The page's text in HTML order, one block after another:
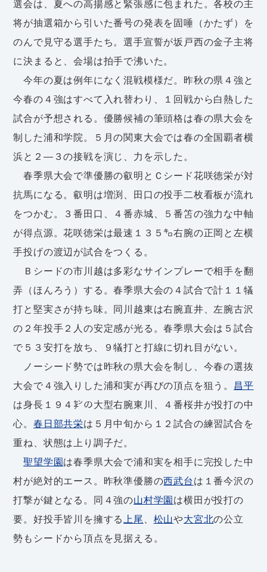
選会は、夏への高揚感と緊張感に包まれた。各校の主
将が抽選箱から引いた番号の発表を固唾（かたず）を
のんで見守る選手たち。選手宣誓が坂戸西の金子主将
に決まると、会場は拍手で沸いた。
今年の夏は例年になく混戦模様だ。昨秋の県４強と
今春の４強はすべて入れ替わり、１回戦から白熱した
試合が予想される。優勝候補の筆頭格は春の県大会を
制した浦和学院。５月の関東大会では春の全国覇者横
浜と２―３の接戦を演じ、力を示した。
春季県大会で準優勝の叡明とＣシード花咲徳栄が対
抗馬になる。叡明は増渕、田口の投手二枚看板が流れ
をつかむ。３番田口、４番赤城、５番笘の強力な中軸
が得点源。花咲徳栄は最速１３５㌔右腕の正岡と左横
手投げの渡辺が試合をつくる。
Ｂシードの市川越は多彩なサインプレーで相手を翻
弄（ほんろう）する。春季県大会の４試合で計１１犠
打と堅実さが持ち味。同川越東は右腕直井、左腕古沢
の２年投手２人の安定感が光る。春季県大会は５試合
で５３安打を放ち、９犠打と打線に切れ目がない。
ノーシード勢では昨秋の県大会を制し、今春の選抜
大会で４強入りした浦和実が再びの頂点を狙う。 昌平
は身長１９４㌢の大型右腕東川、４番桜井が投打の中
心。 春日部共栄は５月中旬から１２試合の練習試合を
重ね、状態は上り調子だ。
聖望学園は春季県大会で浦和実を相手に完投した中
村が絶対的エース。昨秋準優勝の西武台は１番今沢の
打撃が鍵となる。同４強の山村学園は横田が投打の
要。好投手皆川を擁する上尾、 松山や大宮北の公立
勢もシードから頂点を見据える。